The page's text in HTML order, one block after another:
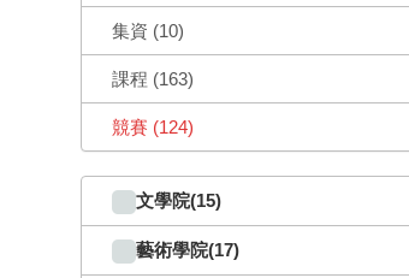
集資 (10)
課程 (163)
競賽 (124)
文學院(15)
藝術學院(17)